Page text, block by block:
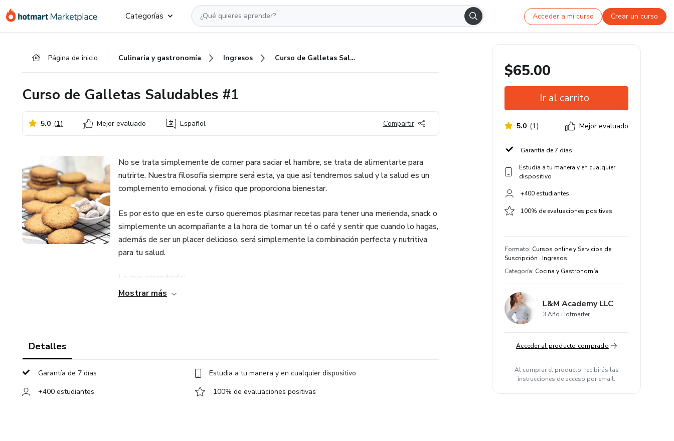
Categorías Acceder a mi curso Crear un curso
Página de inicio Culinaria y gastronomía Ingresos Curso de Galletas Saludables #1
Curso de Galletas Saludables #1
5.0 (1) Mejor evaluado Español Compartir
No se trata simplemente de comer para saciar el hambre, se trata de alimentarte para
nutrirte. Nuestra filosofía siempre será esta, ya que así tendremos salud y la salud es un
complemento emocional y físico que proporciona bienestar.
Es por esto que en este curso queremos plasmar recetas para tener una merienda, snack o
simplemente un acompañante a la hora de tomar un té o café y sentir que cuando lo hagas,
además de ser un placer delicioso, será simplemente la combinación perfecta y nutritiva
para tu salud.
Lo que aprenderás:
- Leche de Almendras
Mostrar más
Detalles
Garantía de 7 días
Estudia a tu manera y en cualquier dispositivo
+400 estudiantes
100% de evaluaciones positivas
$65.00
Ir al carrito
5.0 (1) Mejor evaluado
Garantía de 7 días
Estudia a tu manera y en cualquier
dispositivo
+400 estudiantes
100% de evaluaciones positivas
Formato: Cursos online y Servicios de
Suscripción . Ingresos
Categoría: Cocina y Gastronomía
L&M Academy LLC
3 Año Hotmarter
Acceder al producto comprado
Al comprar el producto, recibirás las
instrucciones de acceso por email.